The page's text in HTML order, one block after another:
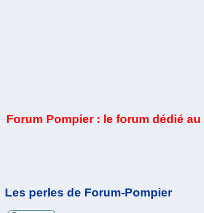
Forum Pompier : le forum dédié
Les perles de Forum-Pompier